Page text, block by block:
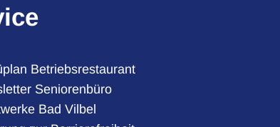
Betriebsrestaurant
Seniorenbüro
Bad Vilbel